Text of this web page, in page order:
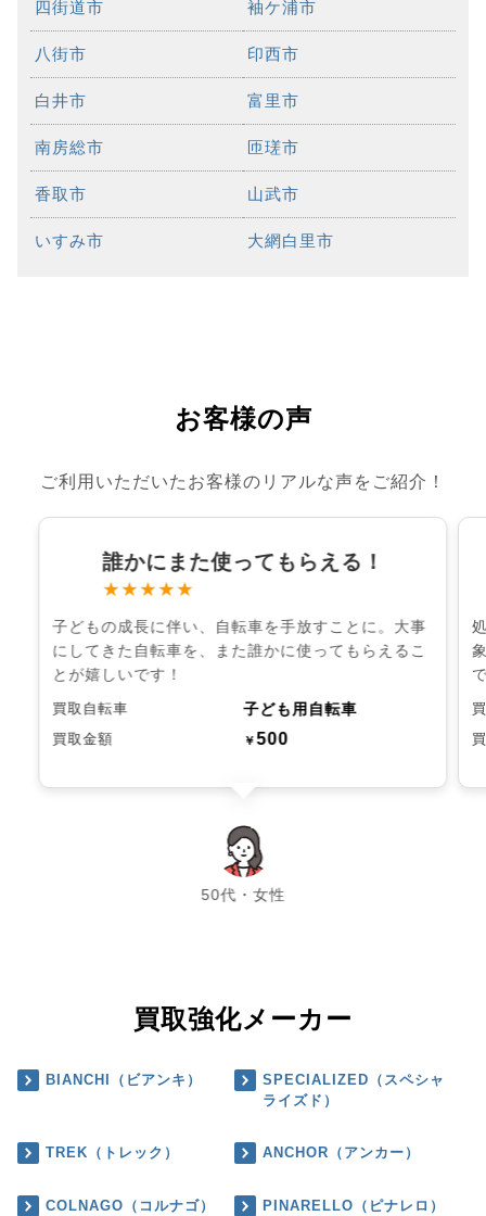
四街道市 袖ケ浦市
八街市 印西市
白井市 富里市
南房総市 匝瑳市
香取市 山武市
いすみ市 大網白里市
お客様の声
ご利用いただいたお客様のリアルな声をご紹介！
誰かにまた使ってもらえる！
★★★★★
子どもの成長に伴い、自転車を手放すことに。大事
にしてきた自転車を、また誰かに使ってもらえるこ
とが嬉しいです！
買取自転車 子ども用自転車
買取金額 ￥500
50代・女性
chevron_left chevron_right
買取強化メーカー
BIANCHI（ビアンキ）
SPECIALIZED（スペシャ
ライズド）
TREK（トレック） ANCHOR（アンカー）
COLNAGO（コルナゴ） PINARELLO（ピナレロ）